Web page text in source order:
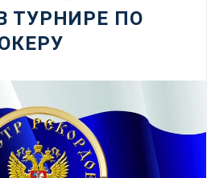
ТУРНИРЕ ПО